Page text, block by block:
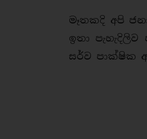
මෑතකදි අපි
ඉතා
සර්ව පාක්ෂික